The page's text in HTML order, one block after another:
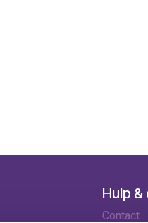
Hulp
Contact